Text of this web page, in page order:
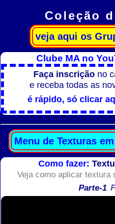
Coleção
Clube MA no
Faça inscrição no
e receba todas as
é rápido, só clicar
Como fazer:
Veja como aplicar textura
Parte-1